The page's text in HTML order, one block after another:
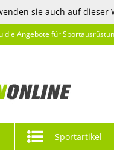
sie auch auf
Angebote für
Sportartikel